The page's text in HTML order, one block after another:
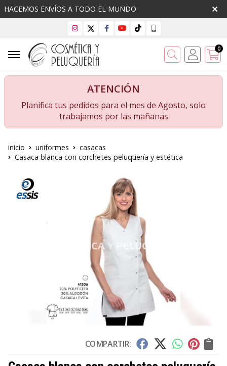
HACEMOS ENVÍOS A TODO EL MUNDO
Buscar 0
ATENCIÓN
Planifica tus pedidos para el mes de Agosto, solo
trabajamos por las mañanas
inicio uniformes
casacas
Casaca blanca con corchetes peluquería y estética
COMPARTIR: